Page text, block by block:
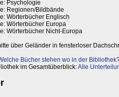
Psychologie
Regionen/Bildbände
Wörterbücher Englisch
Wörterbücher Europa
Wörterbücher Nicht-Europa
über Geländer in fensterloser
Bücher stehen wo in der Bibliothek
im Gesamtüberblick:Alle